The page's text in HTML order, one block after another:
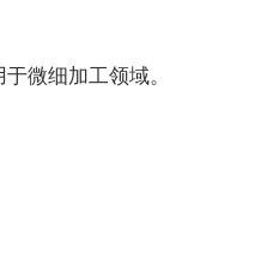
微细加工领域。